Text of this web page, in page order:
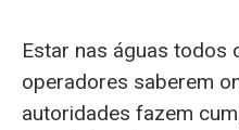
Estar nas águas todos
operadores saberem
autoridades fazem